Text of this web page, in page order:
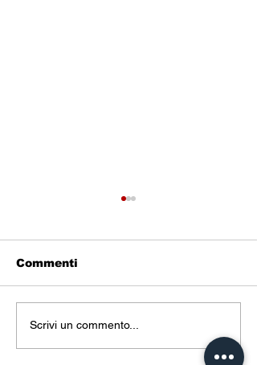
Pacchetto
“BISTECCA & PIZZA”
Commenti
Scrivi un commento...